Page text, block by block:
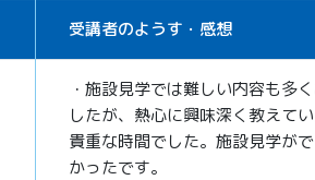
受講者のようす・感想
・施設見学では難しい内容も多
したが、熱心に興味深く教えて
貴重な時間でした。施設見学が
かったです。